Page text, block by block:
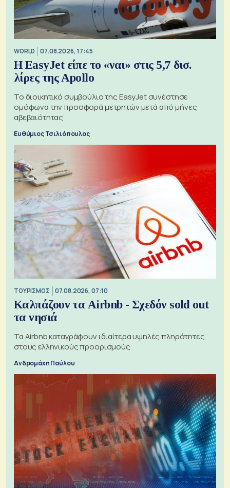
WORLD 07.08.2026, 17:45
Η EasyJet είπε το «ναι» στις 5,7 δισ.
λίρες της Apollo
Το διοικητικό συμβούλιο της EasyJet συνέστησε
ομόφωνα την προσφορά μετρητών μετά από μήνες
αβεβαιότητας
Ευθύμιος Τσιλιόπουλος
ΤΟΥΡΙΣΜΟΣ 07.08.2026, 07:10
Καλπάζουν τα Airbnb - Σχεδόν sold out
τα νησιά
Τα Airbnb καταγράφουν ιδιαίτερα υψηλές πληρότητες
στους ελληνικούς προορισμούς
Ανδρομάχη Παύλου